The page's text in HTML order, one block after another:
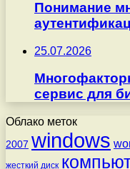
Понимание
25.07.2026
сервис для
Облако меток
2007 windows
жесткий диск